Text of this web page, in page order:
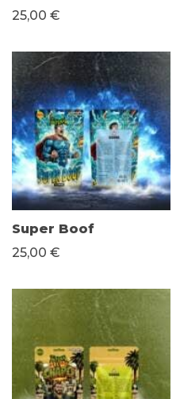
25,00 €
Super Boof
25,00 €